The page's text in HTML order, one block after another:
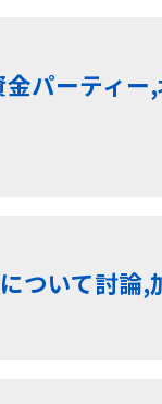
パーティー
ついて討論,